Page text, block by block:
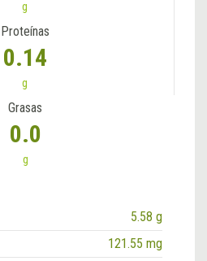
g
Proteínas
0.14
g
Grasas
0.0
g
5.58 g
121.55 mg